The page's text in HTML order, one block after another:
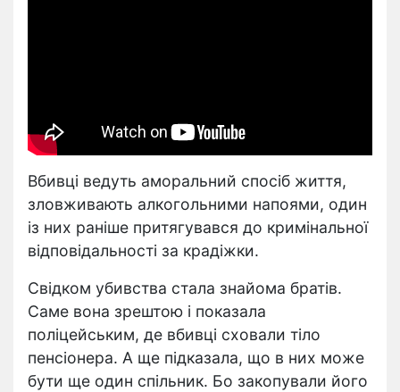
Вбивці ведуть аморальний спосіб життя,
зловживають алкогольними напоями, один
із них раніше притягувався до кримінальної
відповідальності за крадіжки.
Свідком убивства стала знайома братів.
Саме вона зрештою і показала
поліцейським, де вбивці сховали тіло
пенсіонера. А ще підказала, що в них може
бути ще один спільник. Бо закопували його